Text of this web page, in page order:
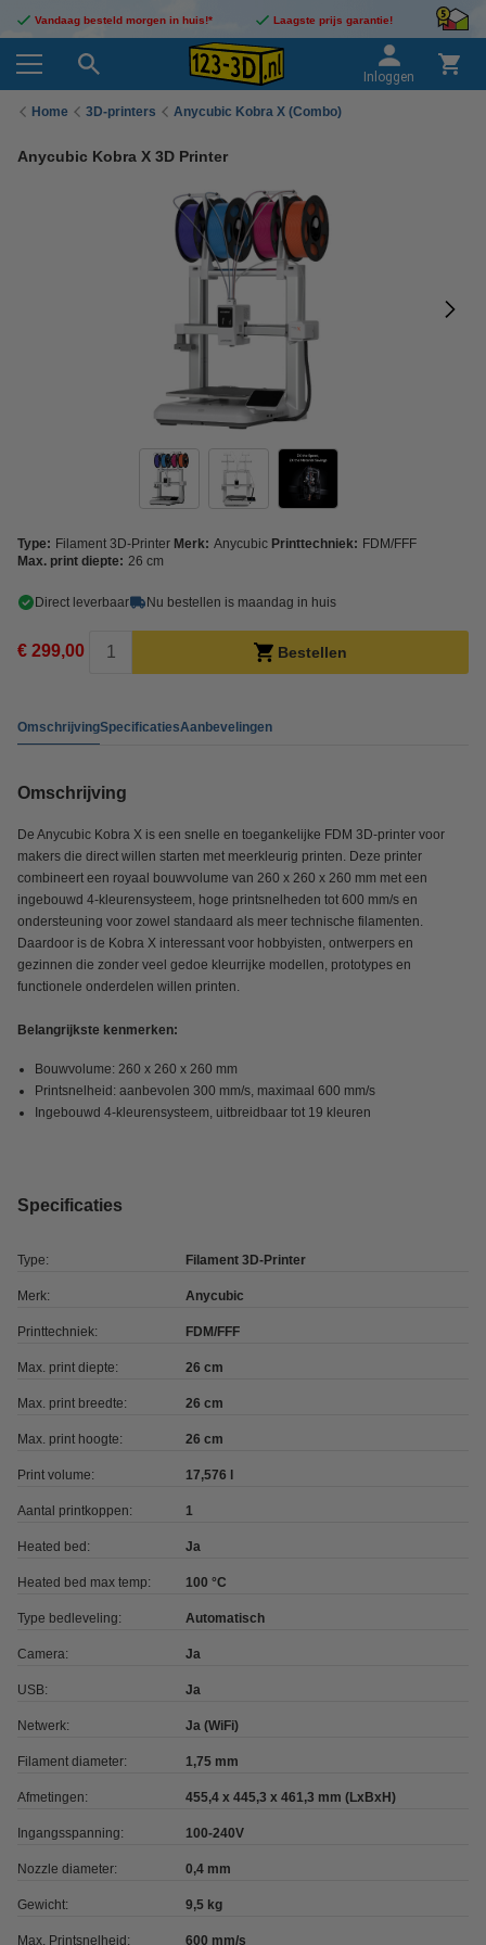
Vandaag besteld morgen in huis!* Laagste prijs garantie!
Inloggen
Home 3D-printers Anycubic Kobra X (Combo)
Anycubic Kobra X 3D Printer
Type: Filament 3D-Printer Merk: Anycubic Printtechniek: FDM/FFF
Max. print diepte: 26 cm
Direct leverbaar Nu bestellen is maandag in huis
€ 299,00 Bestellen
OmschrijvingSpecificatiesAanbevelingen
Omschrijving
De Anycubic Kobra X is een snelle en toegankelijke FDM 3D-printer voor
makers die direct willen starten met meerkleurig printen. Deze printer
combineert een royaal bouwvolume van 260 x 260 x 260 mm met een
ingebouwd 4-kleurensysteem, hoge printsnelheden tot 600 mm/s en
ondersteuning voor zowel standaard als meer technische filamenten.
Daardoor is de Kobra X interessant voor hobbyisten, ontwerpers en
gezinnen die zonder veel gedoe kleurrijke modellen, prototypes en
functionele onderdelen willen printen.
Belangrijkste kenmerken:
Bouwvolume: 260 x 260 x 260 mm
Printsnelheid: aanbevolen 300 mm/s, maximaal 600 mm/s
Ingebouwd 4-kleurensysteem, uitbreidbaar tot 19 kleuren
Specificaties
Type: Filament 3D-Printer
Merk: Anycubic
Printtechniek: FDM/FFF
Max. print diepte: 26 cm
Max. print breedte: 26 cm
Max. print hoogte: 26 cm
Print volume: 17,576 l
Aantal printkoppen: 1
Heated bed: Ja
Heated bed max temp: 100 °C
Type bedleveling: Automatisch
Camera: Ja
USB: Ja
Netwerk: Ja (WiFi)
Filament diameter: 1,75 mm
Afmetingen: 455,4 x 445,3 x 461,3 mm (LxBxH)
Ingangsspanning: 100-240V
Nozzle diameter: 0,4 mm
Gewicht: 9,5 kg
Max. Printsnelheid: 600 mm/s